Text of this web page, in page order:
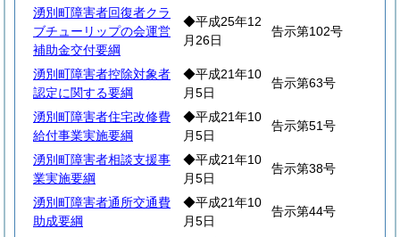
湧別町障害者回復者クラ
ブチューリップの会運営
補助金交付要綱
◆平成25年12
月26日
告示第102号
湧別町障害者控除対象者
認定に関する要綱
◆平成21年10
月5日
告示第63号
湧別町障害者住宅改修費
給付事業実施要綱
◆平成21年10
月5日
告示第51号
湧別町障害者相談支援事
業実施要綱
◆平成21年10
月5日
告示第38号
湧別町障害者通所交通費
助成要綱
◆平成21年10
月5日
告示第44号